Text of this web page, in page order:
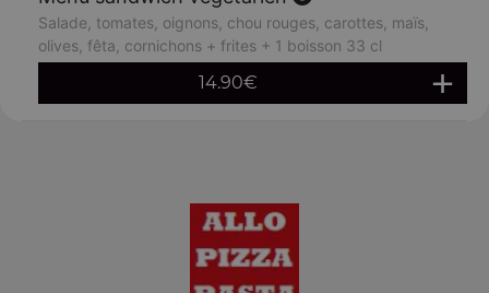
Salade, tomates, oignons, chou rouges, carottes, maïs,
olives, fêta, cornichons + frites + 1 boisson 33 cl
14.90€